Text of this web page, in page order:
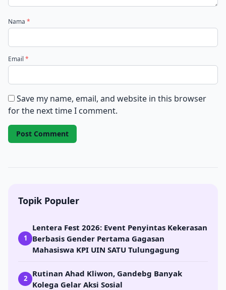
Nama *
Email *
Save my name, email, and website in this browser
for the next time I comment.
Topik Populer
1
Lentera Fest 2026: Event Penyintas Kekerasan
Berbasis Gender Pertama Gagasan
Mahasiswa KPI UIN SATU Tulungagung
2
Rutinan Ahad Kliwon, Gandebg Banyak
Kolega Gelar Aksi Sosial